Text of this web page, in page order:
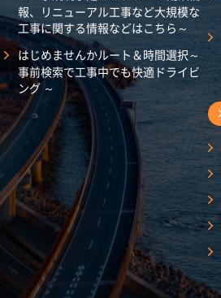
報、リニューアル工事など大規模な
工事に関する情報などはこちら～
はじめませんかルート＆時間選択～
事前検索で工事中でも快適ドライビ
ング ～